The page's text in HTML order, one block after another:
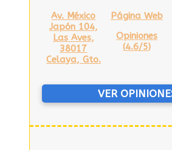
Av. México
Japón 104,
Las Aves,
38017
Celaya, Gto.
Página Web
Opiniones
(4.6/5)
VER